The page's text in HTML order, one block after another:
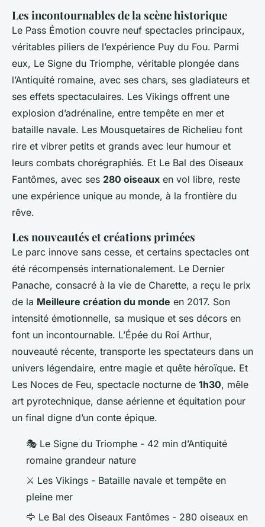
Les incontournables de la scène historique
Le Pass Émotion couvre neuf spectacles principaux,
véritables piliers de l’expérience Puy du Fou. Parmi
eux, Le Signe du Triomphe, véritable plongée dans
l’Antiquité romaine, avec ses chars, ses gladiateurs et
ses effets spectaculaires. Les Vikings offrent une
explosion d’adrénaline, entre tempête en mer et
bataille navale. Les Mousquetaires de Richelieu font
rire et vibrer petits et grands avec leur humour et
leurs combats chorégraphiés. Et Le Bal des Oiseaux
Fantômes, avec ses 280 oiseaux en vol libre, reste
une expérience unique au monde, à la frontière du
rêve.
Les nouveautés et créations primées
Le parc innove sans cesse, et certains spectacles ont
été récompensés internationalement. Le Dernier
Panache, consacré à la vie de Charette, a reçu le prix
de la Meilleure création du monde en 2017. Son
intensité émotionnelle, sa musique et ses décors en
font un incontournable. L’Épée du Roi Arthur,
nouveauté récente, transporte les spectateurs dans un
univers légendaire, entre magie et quête héroïque. Et
Les Noces de Feu, spectacle nocturne de 1h30, mêle
art pyrotechnique, danse aérienne et équitation pour
un final digne d’un conte épique.
🎭 Le Signe du Triomphe - 42 min d’Antiquité
romaine grandeur nature
⚔️ Les Vikings - Bataille navale et tempête en
pleine mer
🦅 Le Bal des Oiseaux Fantômes - 280 oiseaux en